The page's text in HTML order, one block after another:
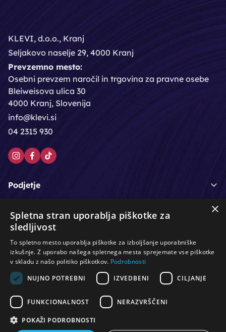
KLEVI, d.o.o., Kranj
Seljakovo naselje 29, 4000 Kranj
Prevzemno mesto:
Osebni prevzem naročil in trgovina za pravne osebe
Bleiweisova ulica 30
4000 Kranj, Slovenija
info@klevi.si
04 2315 930
Podjetje
Moj račun
Podpora strankam
Lasje & nega las / Roke & nohti / Orodje - kozmetično /
Oprema za salone / Čistoča & zaščita / Ostalo
×
Spletna stran uporablja piškotke za
sledljivost
To spletno mesto uporablja piškotke za izboljšanje uporabniške
izkušnje. Z uporabo našega spletnega mesta sprejemate vse piškotke
v skladu z našo politiko piškotkov. Podrobnosti
NUJNO POTREBNI
IZVEDBENI CILJANJE
FUNKCIONALNOST NERAZVRŠČENI
POKAŽI PODROBNOSTI